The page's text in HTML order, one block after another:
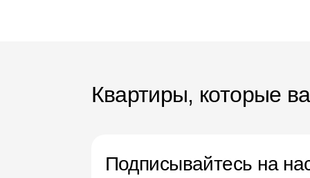
Квартиры, которые
Подписывайтесь на